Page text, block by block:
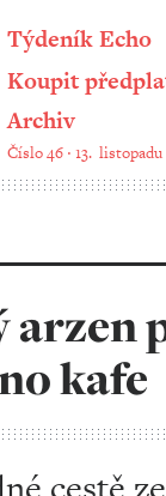
Týdeník Echo
Koupit
Archiv
Číslo 46 ‧ 13. listopadu
arzen
kafe